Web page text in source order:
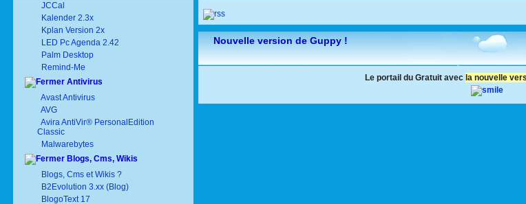
JCCal
Kalender 2.3x
Kplan Version 2x
LED Pc Agenda 2.42
Palm Desktop
Remind-Me
Antivirus
Avast Antivirus
AVG
Avira AntiVir® PersonalEdition
Classic
Malwarebytes
Blogs, Cms, Wikis
Blogs, Cms et Wikis ?
B2Evolution 3.xx (Blog)
BlogoText 17
Nouvelle version de Guppy !
Le portail du Gratuit avec la nouvelle